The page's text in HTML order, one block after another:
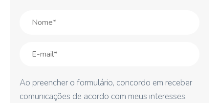
Ao preencher o formulário, concordo em receber
comunicações de acordo com meus interesses.